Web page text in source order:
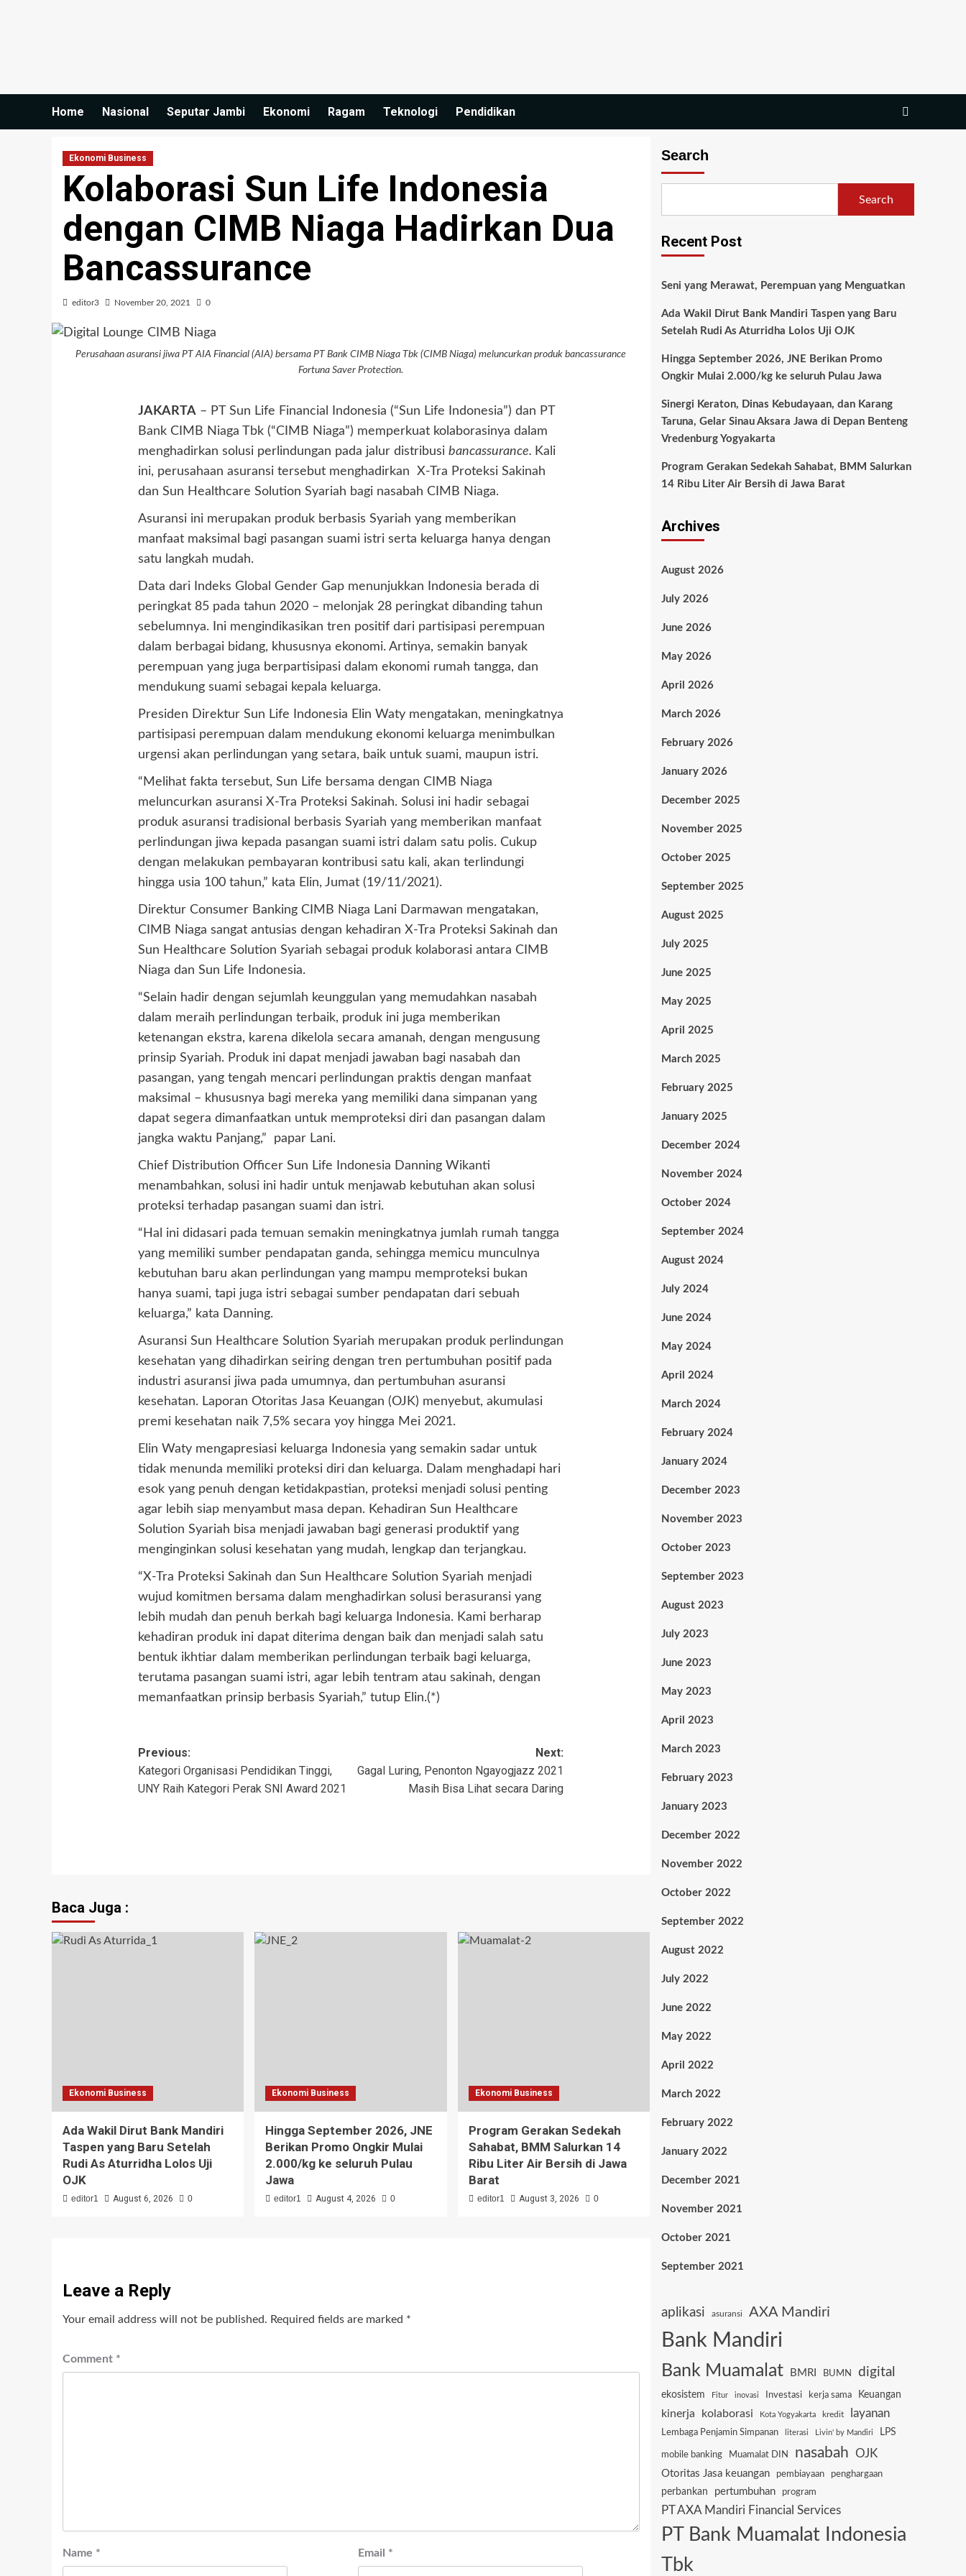
Home Nasional Seputar Jambi Ekonomi Ragam Teknologi Pendidikan
Ekonomi Business
Kolaborasi Sun Life Indonesia
dengan CIMB Niaga Hadirkan Dua
Bancassurance
editor3 November 20, 2021 0
Perusahaan asuransi jiwa PT AIA Financial (AIA) bersama PT Bank CIMB Niaga Tbk (CIMB Niaga) meluncurkan produk bancassurance
Fortuna Saver Protection.
JAKARTA – PT Sun Life Financial Indonesia (“Sun Life Indonesia”) dan PT
Bank CIMB Niaga Tbk (“CIMB Niaga”) memperkuat kolaborasinya dalam
menghadirkan solusi perlindungan pada jalur distribusibancassurance. Kali
ini, perusahaan asuransi tersebut menghadirkan X-Tra Proteksi Sakinah
dan Sun Healthcare Solution Syariah bagi nasabah CIMB Niaga.
Asuransi ini merupakan produk berbasis Syariah yang memberikan
manfaat maksimal bagi pasangan suami istri serta keluarga hanya dengan
satu langkah mudah.
Data dari Indeks Global Gender Gap menunjukkan Indonesia berada di
peringkat 85 pada tahun 2020 – melonjak 28 peringkat dibanding tahun
sebelumnya. Ini mengindikasikan tren positif dari partisipasi perempuan
dalam berbagai bidang, khususnya ekonomi. Artinya, semakin banyak
perempuan yang juga berpartisipasi dalam ekonomi rumah tangga, dan
mendukung suami sebagai kepala keluarga.
Presiden Direktur Sun Life Indonesia Elin Waty mengatakan, meningkatnya
partisipasi perempuan dalam mendukung ekonomi keluarga menimbulkan
urgensi akan perlindungan yang setara, baik untuk suami, maupun istri.
“Melihat fakta tersebut, Sun Life bersama dengan CIMB Niaga
meluncurkan asuransi X-Tra Proteksi Sakinah. Solusi ini hadir sebagai
produk asuransi tradisional berbasis Syariah yang memberikan manfaat
perlindungan jiwa kepada pasangan suami istri dalam satu polis. Cukup
dengan melakukan pembayaran kontribusi satu kali, akan terlindungi
hingga usia 100 tahun,” kata Elin, Jumat (19/11/2021).
Direktur Consumer Banking CIMB Niaga Lani Darmawan mengatakan,
CIMB Niaga sangat antusias dengan kehadiran X-Tra Proteksi Sakinah dan
Sun Healthcare Solution Syariah sebagai produk kolaborasi antara CIMB
Niaga dan Sun Life Indonesia.
“Selain hadir dengan sejumlah keunggulan yang memudahkan nasabah
dalam meraih perlindungan terbaik, produk ini juga memberikan
ketenangan ekstra, karena dikelola secara amanah, dengan mengusung
prinsip Syariah. Produk ini dapat menjadi jawaban bagi nasabah dan
pasangan, yang tengah mencari perlindungan praktis dengan manfaat
maksimal – khususnya bagi mereka yang memiliki dana simpanan yang
dapat segera dimanfaatkan untuk memproteksi diri dan pasangan dalam
jangka waktu Panjang,” papar Lani.
Chief Distribution Officer Sun Life Indonesia Danning Wikanti
menambahkan, solusi ini hadir untuk menjawab kebutuhan akan solusi
proteksi terhadap pasangan suami dan istri.
“Hal ini didasari pada temuan semakin meningkatnya jumlah rumah tangga
yang memiliki sumber pendapatan ganda, sehingga memicu munculnya
kebutuhan baru akan perlindungan yang mampu memproteksi bukan
hanya suami, tapi juga istri sebagai sumber pendapatan dari sebuah
keluarga,” kata Danning.
Asuransi Sun Healthcare Solution Syariah merupakan produk perlindungan
kesehatan yang dihadirkan seiring dengan tren pertumbuhan positif pada
industri asuransi jiwa pada umumnya, dan pertumbuhan asuransi
kesehatan. Laporan Otoritas Jasa Keuangan (OJK) menyebut, akumulasi
premi kesehatan naik 7,5% secara yoy hingga Mei 2021.
Elin Waty mengapresiasi keluarga Indonesia yang semakin sadar untuk
tidak menunda memiliki proteksi diri dan keluarga. Dalam menghadapi hari
esok yang penuh dengan ketidakpastian, proteksi menjadi solusi penting
agar lebih siap menyambut masa depan. Kehadiran Sun Healthcare
Solution Syariah bisa menjadi jawaban bagi generasi produktif yang
menginginkan solusi kesehatan yang mudah, lengkap dan terjangkau.
“X-Tra Proteksi Sakinah dan Sun Healthcare Solution Syariah menjadi
wujud komitmen bersama dalam menghadirkan solusi berasuransi yang
lebih mudah dan penuh berkah bagi keluarga Indonesia. Kami berharap
kehadiran produk ini dapat diterima dengan baik dan menjadi salah satu
bentuk ikhtiar dalam memberikan perlindungan terbaik bagi keluarga,
terutama pasangan suami istri, agar lebih tentram atau sakinah, dengan
memanfaatkan prinsip berbasis Syariah,” tutup Elin.(*)
Previous:
Kategori Organisasi Pendidikan Tinggi,
UNY Raih Kategori Perak SNI Award 2021
Next:
Gagal Luring, Penonton Ngayogjazz 2021
Masih Bisa Lihat secara Daring
Baca Juga :
Ekonomi Business
Ada Wakil Dirut Bank Mandiri
Taspen yang Baru Setelah
Rudi As Aturridha Lolos Uji
OJK
editor1 August 6, 2026 0
Ekonomi Business
Hingga September 2026, JNE
Berikan Promo Ongkir Mulai
2.000/kg ke seluruh Pulau
Jawa
editor1 August 4, 2026 0
Ekonomi Business
Program Gerakan Sedekah
Sahabat, BMM Salurkan 14
Ribu Liter Air Bersih di Jawa
Barat
editor1 August 3, 2026 0
Leave a Reply
Your email address will not be published. Required fields are marked *
Comment *
Name * Email *
Search
Search
Recent Post
Seni yang Merawat, Perempuan yang Menguatkan
Ada Wakil Dirut Bank Mandiri Taspen yang Baru
Setelah Rudi As Aturridha Lolos Uji OJK
Hingga September 2026, JNE Berikan Promo
Ongkir Mulai 2.000/kg ke seluruh Pulau Jawa
Sinergi Keraton, Dinas Kebudayaan, dan Karang
Taruna, Gelar Sinau Aksara Jawa di Depan Benteng
Vredenburg Yogyakarta
Program Gerakan Sedekah Sahabat, BMM Salurkan
14 Ribu Liter Air Bersih di Jawa Barat
Archives
August 2026
July 2026
June 2026
May 2026
April 2026
March 2026
February 2026
January 2026
December 2025
November 2025
October 2025
September 2025
August 2025
July 2025
June 2025
May 2025
April 2025
March 2025
February 2025
January 2025
December 2024
November 2024
October 2024
September 2024
August 2024
July 2024
June 2024
May 2024
April 2024
March 2024
February 2024
January 2024
December 2023
November 2023
October 2023
September 2023
August 2023
July 2023
June 2023
May 2023
April 2023
March 2023
February 2023
January 2023
December 2022
November 2022
October 2022
September 2022
August 2022
July 2022
June 2022
May 2022
April 2022
March 2022
February 2022
January 2022
December 2021
November 2021
October 2021
September 2021
aplikasi asuransi AXA Mandiri
Bank Mandiri
Bank Muamalat BMRI BUMN digital
ekosistem Fitur inovasi Investasi kerja sama Keuangan
kinerja kolaborasi Kota Yogyakarta kredit layanan
Lembaga Penjamin Simpanan literasi Livin' by Mandiri LPS
mobile banking Muamalat DIN nasabah OJK
Otoritas Jasa keuangan pembiayaan
penghargaan
perbankan
pertumbuhan program
PT AXA Mandiri Financial Services
PT Bank Muamalat Indonesia
Tbk